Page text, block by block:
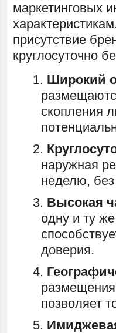
маркетинговых
присутствие
круглосуточно
Широкий
скопления
наружная
неделю,
Высокая
одну и ту
доверия.
позволяет